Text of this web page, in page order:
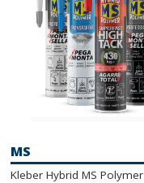
MS
Kleber Hybrid MS Polymer